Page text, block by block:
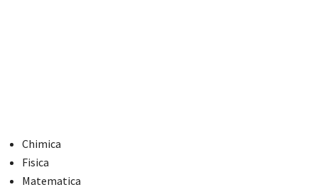
Chimica
Fisica
Matematica